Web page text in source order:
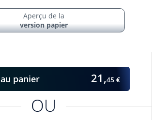
OU
au panier 21,45 €
Aperçu de la
version papier